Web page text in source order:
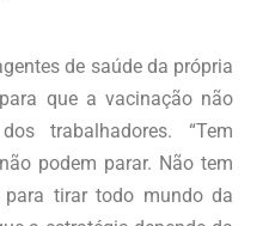
de saúde da própria
que a vacinação não
trabalhadores. “Tem
podem parar. Não tem
tirar todo mundo da